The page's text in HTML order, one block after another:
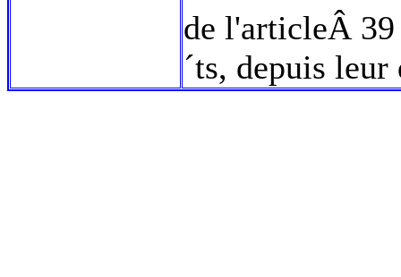
de l'articleÂ
´ts, depuis